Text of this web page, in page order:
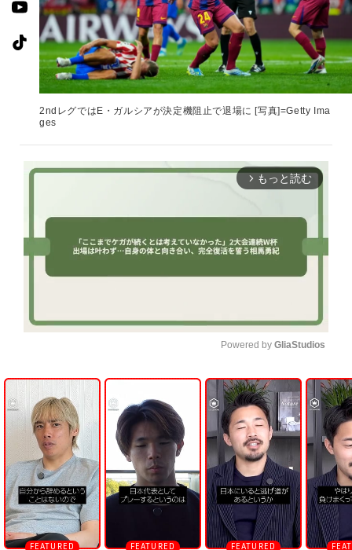
2ndレグではE・ガルシアが決定機阻止で退場に [写真]=Getty Ima
ges
arrow_forward_ios もっと読む
U
n
m
u
t
e
Powered by GliaStudios